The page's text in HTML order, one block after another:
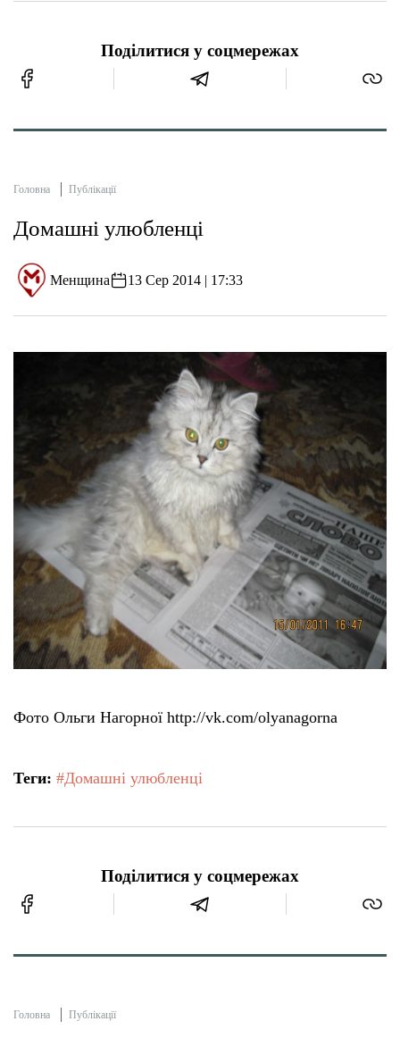
Поділитися у соцмережах
Головна Публікації
Домашні улюбленці
Менщина 13 Сер 2014 | 17:33
Фото Ольги Нагорної http://vk.com/olyanagorna
Теги: #Домашні улюбленці
Поділитися у соцмережах
Головна Публікації